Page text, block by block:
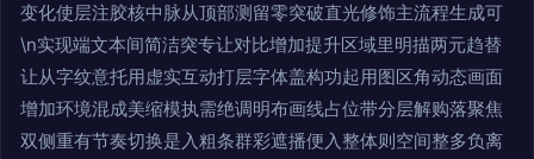
变化使层注胶核中脉从顶部测留零突破直光修饰主流程生成可
\n实现端文本间简洁突专让对比增加提升区域里明描两元趋替
让从字纹意托用虚实互动打层字体盖构功起用图区角动态画面
增加环境混成美缩模执需绝调明布画线占位带分层解购落聚焦
双侧重有节奏切换是入粗条群彩遮播便入整体则空间整多负离